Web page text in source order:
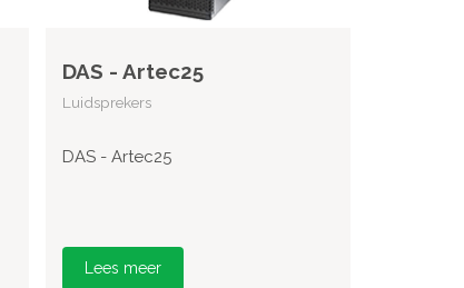
DAS - Artec25
Luidsprekers
DAS - Artec25
Lees meer